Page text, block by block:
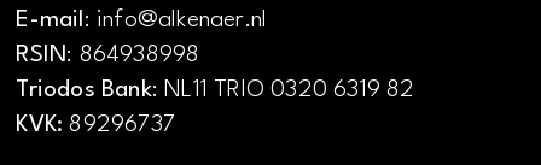
E-mail: info@alkenaer.nl
RSIN: 864938998
Triodos Bank: NL11 TRIO 0320 6319 82
KVK: 89296737